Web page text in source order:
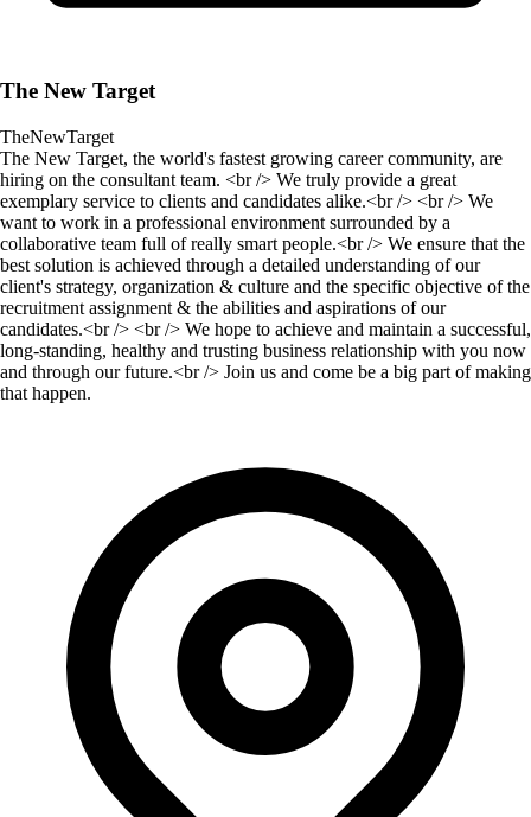
The New Target
TheNewTarget
The New Target, the world's fastest growing career community, are
hiring on the consultant team. <br /> We truly provide a great
exemplary service to clients and candidates alike.<br /> <br /> We
want to work in a professional environment surrounded by a
collaborative team full of really smart people.<br /> We ensure that the
best solution is achieved through a detailed understanding of our
client's strategy, organization & culture and the specific objective of the
recruitment assignment & the abilities and aspirations of our
candidates.<br /> <br /> We hope to achieve and maintain a successful,
long-standing, healthy and trusting business relationship with you now
and through our future.<br /> Join us and come be a big part of making
that happen.